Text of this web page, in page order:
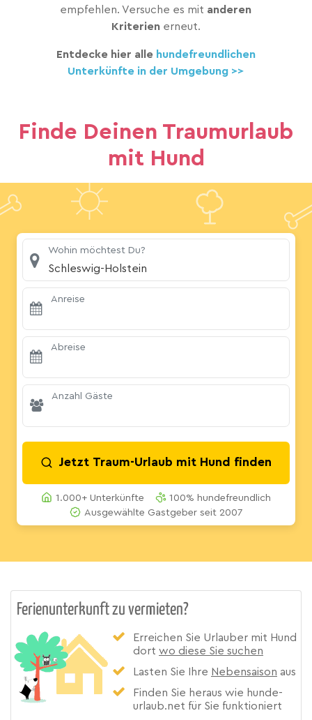
empfehlen. Versuche es mit anderen
Kriterienerneut.
Entdecke hier alle hundefreundlichen
Unterkünfte in der Umgebung >>
Finde Deinen Traumurlaub
mit Hund
Wohin möchtest Du?
Schleswig-Holstein
Anreise
Abreise
Anzahl Gäste
Jetzt Traum-Urlaub mit Hund finden
1.000+ Unterkünfte
100% hundefreundlich
Ausgewählte Gastgeber seit 2007
Ferienunterkunft zu vermieten?
Erreichen Sie Urlauber mit Hund
dort wo diese Sie suchen
Lasten Sie Ihre Nebensaison aus
Finden Sie heraus wie hunde-
urlaub.net für Sie funktioniert